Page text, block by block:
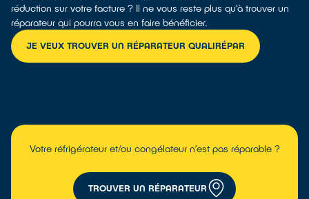
réduction sur votre facture ? Il ne vous reste plus qu’à trouver un
réparateur qui pourra vous en faire bénéficier.
JE VEUX TROUVER UN RÉPARATEUR QUALIRÉPAR
Votre réfrigérateur et/ou congélateur n’est pas réparable ?
TROUVER UN RÉPARATEUR